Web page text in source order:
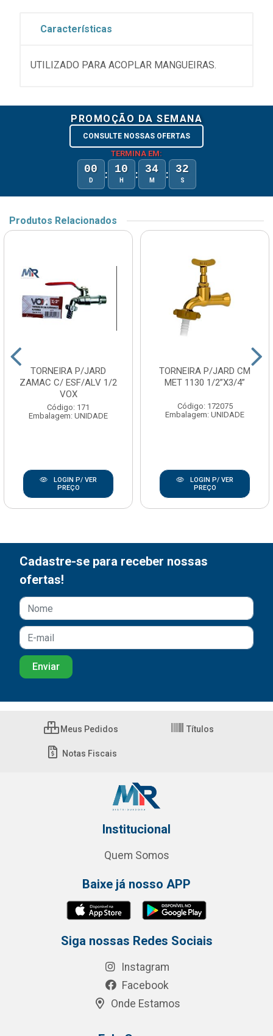
Características
UTILIZADO PARA ACOPLAR MANGUEIRAS.
PROMOÇÃO DA SEMANA
CONSULTE NOSSAS OFERTAS
TERMINA EM:
00
D : 10
H : 34
M : 32
S
Produtos Relacionados
TORNEIRA P/JARD
ZAMAC C/ ESF/ALV 1/2
VOX
Código: 171
Embalagem: UNIDADE
LOGIN P/ VER
PREÇO
TORNEIRA P/JARD CM
MET 1130 1/2”X3/4”
Código: 172075
Embalagem: UNIDADE
LOGIN P/ VER
PREÇO
Cadastre-se para receber nossas
ofertas!
Meus Pedidos Títulos
Notas Fiscais
Institucional
Quem Somos
Baixe já nosso APP
Siga nossas Redes Sociais
Instagram
Facebook
Onde Estamos